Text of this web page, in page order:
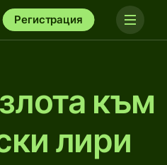
Регистрация
към
лири